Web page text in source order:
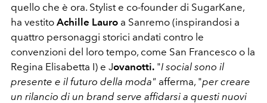
quello che è ora. Stylist e co-founder di SugarKane,
ha vestito Achille Lauro a Sanremo (inspirandosi a
quattro personaggi storici andati contro le
convenzioni del loro tempo, come San Francesco o la
Regina Elisabetta I) e Jovanotti. "I social sono il
presente e il futuro della moda" afferma, "per creare
un rilancio di un brand serve affidarsi a questi nuovi